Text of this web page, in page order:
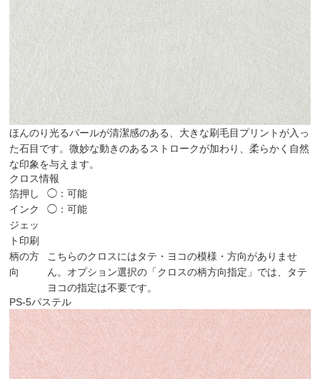
ほんのり光るパールが清潔感のある、大きな刷毛目プリントが入っ
た石目です。微妙な動きのあるストロークが加わり、柔らかく自然
な印象を与えます。
クロス情報
箔押し
◯：可能
インク
ジェッ
ト印刷
◯：可能
柄の方
向
こちらのクロスにはタテ・ヨコの模様・方向がありませ
ん。オプション選択の「クロスの柄方向指定」では、タテ
ヨコの指定は不要です。
PS-5パステル